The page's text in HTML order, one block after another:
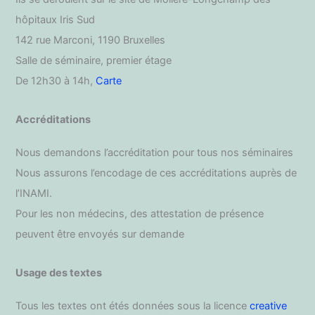
hôpitaux Iris Sud
142 rue Marconi, 1190 Bruxelles
Salle de séminaire, premier étage
De 12h30 à 14h, Carte
Accréditations
Nous demandons l’accréditation pour tous nos séminaires
Nous assurons l’encodage de ces accréditations auprès de
l’INAMI.
Pour les non médecins, des attestation de présence
peuvent être envoyés sur demande
Usage des textes
Tous les textes ont étés données sous la licencecreative